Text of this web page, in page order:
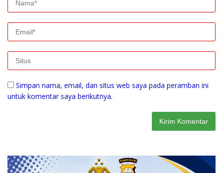
Simpan nama, email, dan situs web saya pada peramban ini
untuk komentar saya berikutnya.